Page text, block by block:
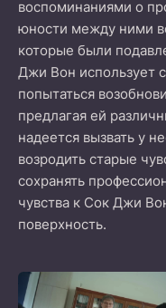
воспоминаниями о
юности между ними
которые были
Джи Вон использует
попытаться
предлагая ей
надеется вызвать у
возродить старые
сохранять
чувства к Сок Джи
поверхность.